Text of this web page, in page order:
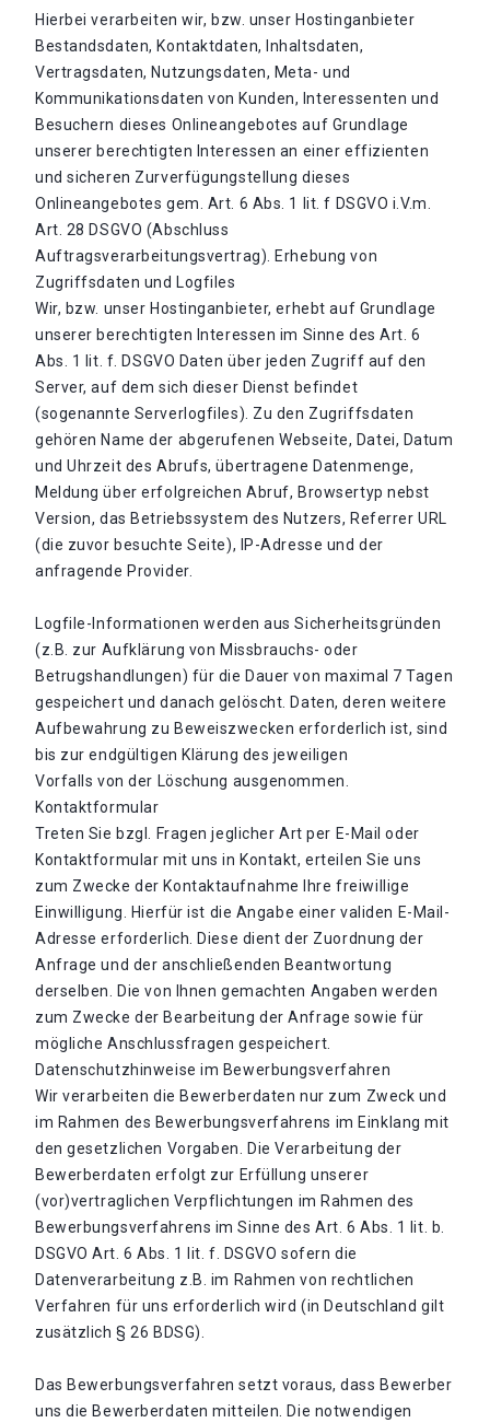
Hierbei verarbeiten wir, bzw. unser Hostinganbieter
Bestandsdaten, Kontaktdaten, Inhaltsdaten,
Vertragsdaten, Nutzungsdaten, Meta- und
Kommunikationsdaten von Kunden, Interessenten und
Besuchern dieses Onlineangebotes auf Grundlage
unserer berechtigten Interessen an einer effizienten
und sicheren Zurverfügungstellung dieses
Onlineangebotes gem. Art. 6 Abs. 1 lit. f DSGVO i.V.m.
Art. 28 DSGVO (Abschluss
Auftragsverarbeitungsvertrag). Erhebung von
Zugriffsdaten und Logfiles
Wir, bzw. unser Hostinganbieter, erhebt auf Grundlage
unserer berechtigten Interessen im Sinne des Art. 6
Abs. 1 lit. f. DSGVO Daten über jeden Zugriff auf den
Server, auf dem sich dieser Dienst befindet
(sogenannte Serverlogfiles). Zu den Zugriffsdaten
gehören Name der abgerufenen Webseite, Datei, Datum
und Uhrzeit des Abrufs, übertragene Datenmenge,
Meldung über erfolgreichen Abruf, Browsertyp nebst
Version, das Betriebssystem des Nutzers, Referrer URL
(die zuvor besuchte Seite), IP-Adresse und der
anfragende Provider.
Logfile-Informationen werden aus Sicherheitsgründen
(z.B. zur Aufklärung von Missbrauchs- oder
Betrugshandlungen) für die Dauer von maximal 7 Tagen
gespeichert und danach gelöscht. Daten, deren weitere
Aufbewahrung zu Beweiszwecken erforderlich ist, sind
bis zur endgültigen Klärung des jeweiligen
Vorfalls von der Löschung ausgenommen.
Kontaktformular
Treten Sie bzgl. Fragen jeglicher Art per E-Mail oder
Kontaktformular mit uns in Kontakt, erteilen Sie uns
zum Zwecke der Kontaktaufnahme Ihre freiwillige
Einwilligung. Hierfür ist die Angabe einer validen E-Mail-
Adresse erforderlich. Diese dient der Zuordnung der
Anfrage und der anschließenden Beantwortung
derselben. Die von Ihnen gemachten Angaben werden
zum Zwecke der Bearbeitung der Anfrage sowie für
mögliche Anschlussfragen gespeichert.
Datenschutzhinweise im Bewerbungsverfahren
Wir verarbeiten die Bewerberdaten nur zum Zweck und
im Rahmen des Bewerbungsverfahrens im Einklang mit
den gesetzlichen Vorgaben. Die Verarbeitung der
Bewerberdaten erfolgt zur Erfüllung unserer
(vor)vertraglichen Verpflichtungen im Rahmen des
Bewerbungsverfahrens im Sinne des Art. 6 Abs. 1 lit. b.
DSGVO Art. 6 Abs. 1 lit. f. DSGVO sofern die
Datenverarbeitung z.B. im Rahmen von rechtlichen
Verfahren für uns erforderlich wird (in Deutschland gilt
zusätzlich § 26 BDSG).
Das Bewerbungsverfahren setzt voraus, dass Bewerber
uns die Bewerberdaten mitteilen. Die notwendigen